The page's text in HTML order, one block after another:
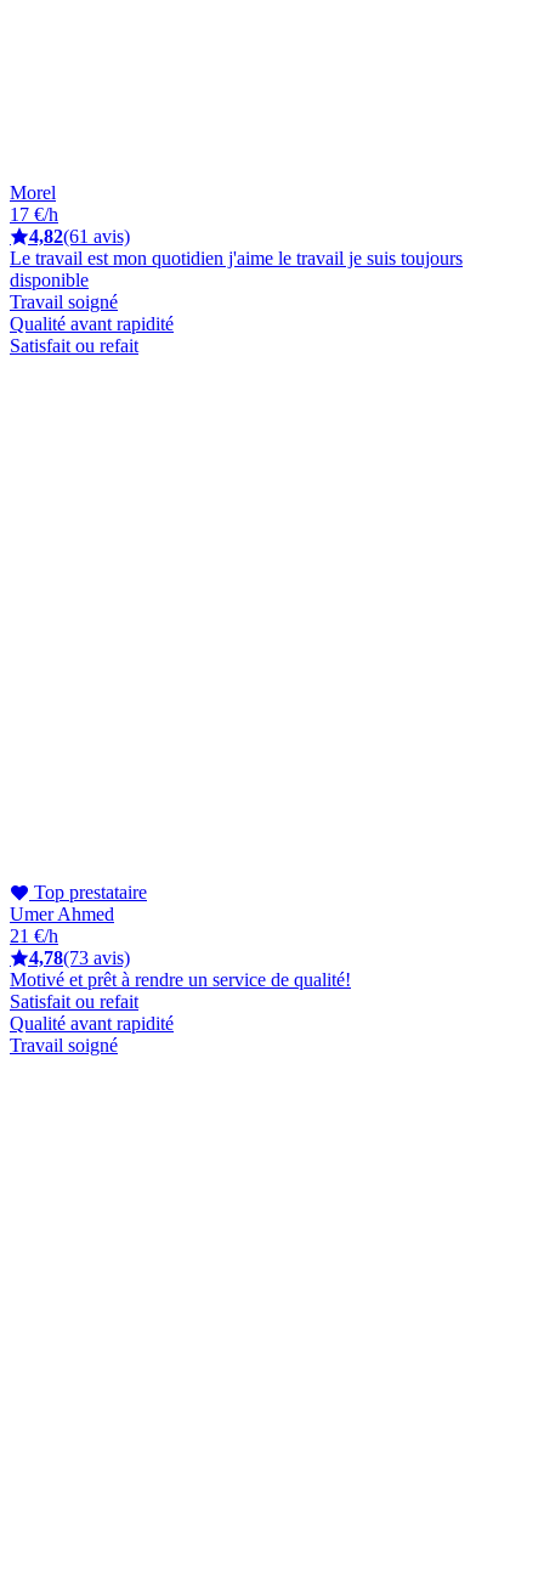
Morel
17 €/h
4,82(61 avis)
Le travail est mon quotidien j'aime le travail je suis toujours
disponible
Travail soigné
Qualité avant rapidité
Satisfait ou refait
Top prestataire
Umer Ahmed
21 €/h
4,78(73 avis)
Motivé et prêt à rendre un service de qualité!
Satisfait ou refait
Qualité avant rapidité
Travail soigné